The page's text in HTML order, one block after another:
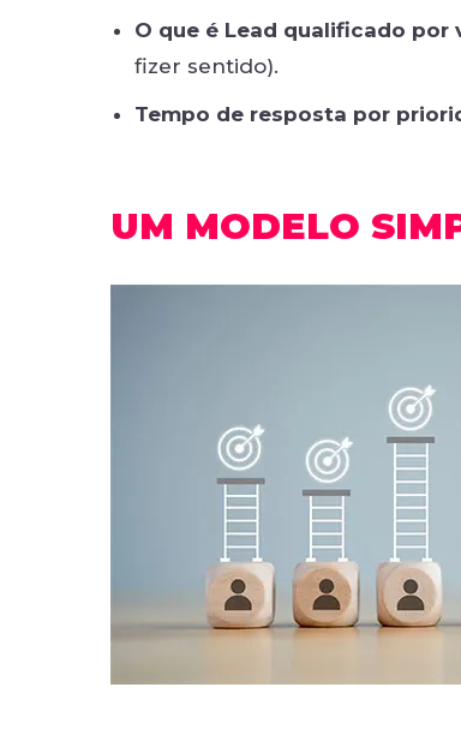
O que é Lead qualificado por
fizer sentido).
Tempo de resposta por
UM MODELO